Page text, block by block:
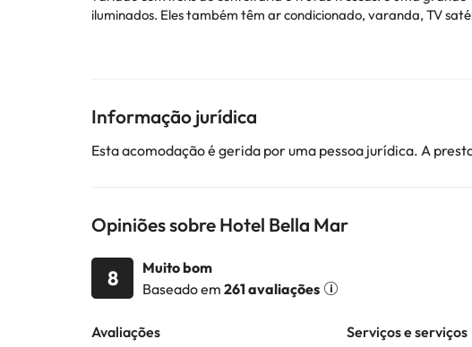
iluminados. Eles também têm ar condicionado, varanda, TV
gratuitos e toalhas. Este alojamento também tem uma boa
Alguns dos serviços detalhados podem ser pagos. Você pode
Alguns dos serviços indicados podem ter custos adicionais.
Informação jurídica
Esta acomodação é gerida por uma pessoa jurídica. A
Opiniões sobre Hotel Bella Mar
8
Muito bom
Baseado em 261 avaliações